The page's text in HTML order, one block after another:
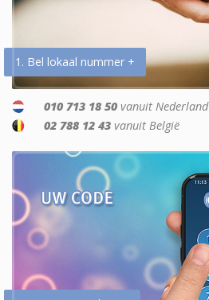
1. Bel lokaal nummer +
010 713 18 50 vanuit Nederland
02 788 12 43 vanuit België